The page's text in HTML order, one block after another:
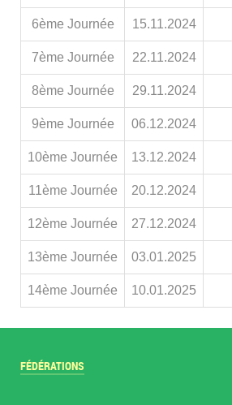
6ème Journée 15.11.2024
7ème Journée 22.11.2024
8ème Journée 29.11.2024
9ème Journée 06.12.2024
10ème Journée 13.12.2024
11ème Journée 20.12.2024
12ème Journée 27.12.2024
13ème Journée 03.01.2025
14ème Journée 10.01.2025
FÉDÉRATIONS